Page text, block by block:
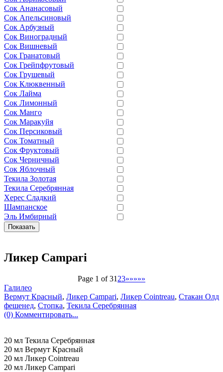
Сок Ананасовый
Сок Апельсиновый
Сок Арбузный
Сок Виноградный
Сок Вишневый
Сок Гранатовый
Сок Грейпфрутовый
Сок Грушевый
Сок Клюквенный
Сок Лайма
Сок Лимонный
Сок Манго
Сок Маракуйя
Сок Персиковый
Сок Томатный
Сок Фруктовый
Сок Черничный
Сок Яблочный
Текила Золотая
Текила Серебрянная
Херес Сладкий
Шампанское
Эль Имбирный
Ликер Campari
Page 1 of 31 23»»»»»
Галилео
Вермут Красный, Ликер Campari, Ликер Cointreau, Стакан Олд
фешенед, Стопка, Текила Серебрянная
(0) Комментировать...
20 мл Текила Серебрянная
20 мл Вермут Красный
20 мл Ликер Cointreau
20 мл Ликер Campari